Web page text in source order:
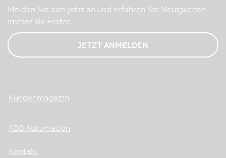
Melden Sie sich jetzt an und erfahren Sie Neuigkeiten
immer als Erster.
JETZT ANMELDEN
Kundenmagazin
ABB Automation
Kontakt